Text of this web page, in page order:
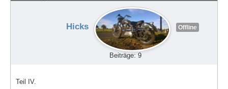
Hicks Offline
Beiträge: 9
Teil IV.